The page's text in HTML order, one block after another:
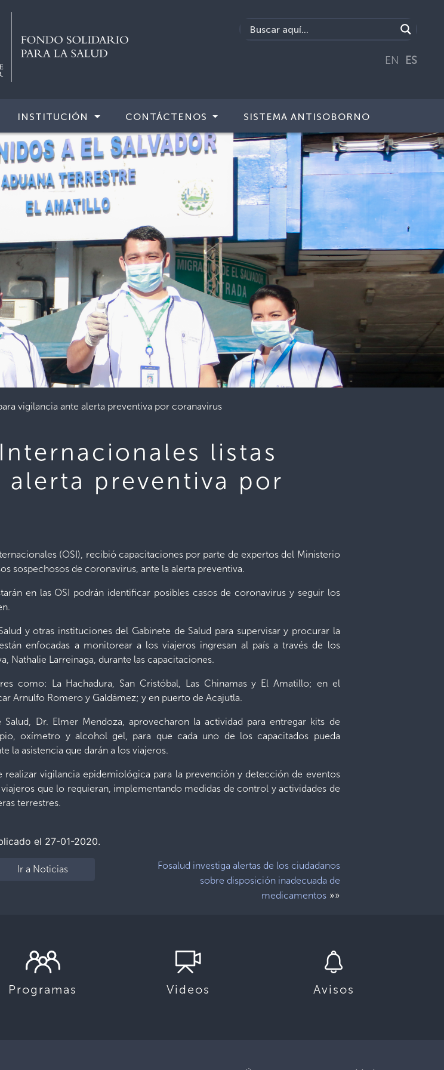
EN ES
INSTITUCIÓN CONTÁCTENOS SISTEMA ANTISOBORNO
vigilancia ante alerta preventiva por coranavirus
listas
preventiva por
(OSI), recibió capacitaciones por parte de expertos del Ministerio
sospechosos de coronavirus, ante la alerta preventiva.
en las OSI podrán identificar posibles casos de coronavirus y seguir los
y otras instituciones del Gabinete de Salud para supervisar y procurar la
enfocadas a monitorear a los viajeros ingresan al país a través de los
Nathalie Larreinaga, durante las capacitaciones.
como: La Hachadura, San Cristóbal, Las Chinamas y El Amatillo; en el
Arnulfo Romero y Galdámez; y en puerto de Acajutla.
Dr. Elmer Mendoza, aprovecharon la actividad para entregar kits de
oxímetro y alcohol gel, para que cada uno de los capacitados pueda
la asistencia que darán a los viajeros.
realizar vigilancia epidemiológica para la prevención y detección de eventos
que lo requieran, implementando medidas de control y actividades de
terrestres.
el 27-01-2020.
Ir a Noticias
Fosalud investiga alertas de los ciudadanos
sobre disposición inadecuada de
medicamentos»»
Programas Videos Avisos